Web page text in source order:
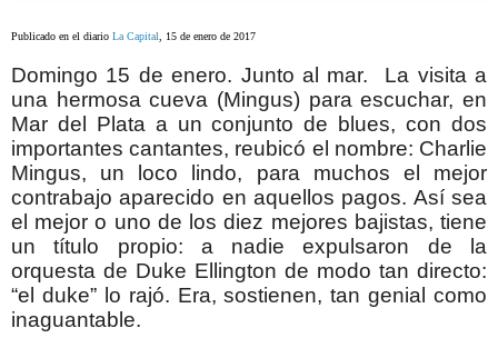
Publicado en el diario La Capital, 15 de enero de 2017
Domingo 15 de enero. Junto al mar. La visita a
una hermosa cueva (Mingus) para escuchar, en
Mar del Plata a un conjunto de blues, con dos
importantes cantantes, reubicó el nombre: Charlie
Mingus, un loco lindo, para muchos el mejor
contrabajo aparecido en aquellos pagos. Así sea
el mejor o uno de los diez mejores bajistas, tiene
un título propio: a nadie expulsaron de la
orquesta de Duke Ellington de modo tan directo:
“el duke” lo rajó. Era, sostienen, tan genial como
inaguantable.